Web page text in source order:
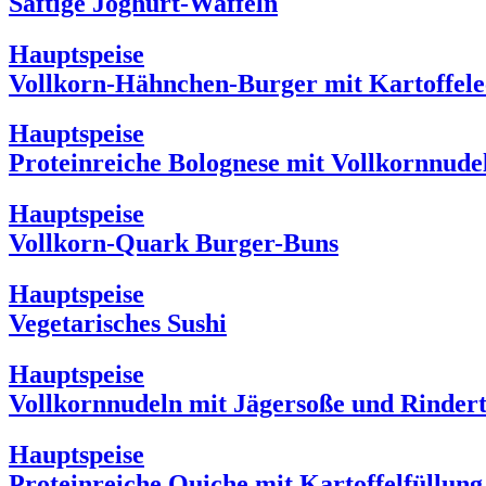
Hauptspeise
Vollkorn-Hähnchen-Burger mit
Hauptspeise
Proteinreiche Bolognese mit
Hauptspeise
Vollkorn-Quark Burger-Buns
Hauptspeise
Vegetarisches Sushi
Hauptspeise
Vollkornnudeln mit Jägersoße und
Hauptspeise